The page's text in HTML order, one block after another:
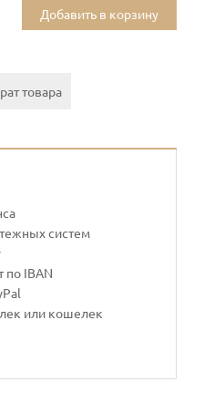
Добавить в корзину
товара
систем
по IBAN
или кошелек